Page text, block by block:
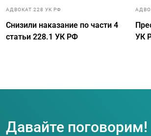
АДВОКАТ 228 УК РФ
Снизили наказание по части 4
статьи 228.1 УК РФ
УК
Давайте поговорим!